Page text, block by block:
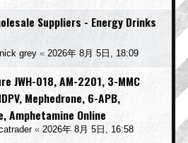
Suppliers - Energy Drinks
grey « 2026年 8月 5日, 18:09
JWH-018, AM-2201, 3-MMC
Mephedrone, 6-APB,
Amphetamine Online
« 2026年 8月 5日, 16:58